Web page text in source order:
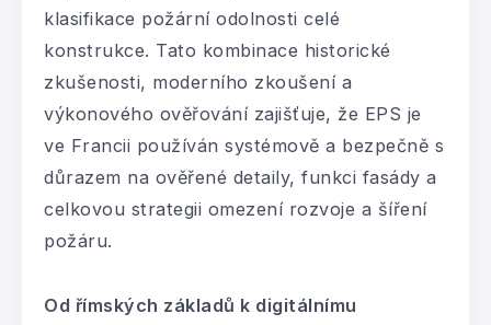
klasifikace požární odolnosti celé
konstrukce. Tato kombinace historické
zkušenosti, moderního zkoušení a
výkonového ověřování zajišťuje, že EPS je
ve Francii používán systémově a bezpečně s
důrazem na ověřené detaily, funkci fasády a
celkovou strategii omezení rozvoje a šíření
požáru.
Od římských základů k digitálnímu